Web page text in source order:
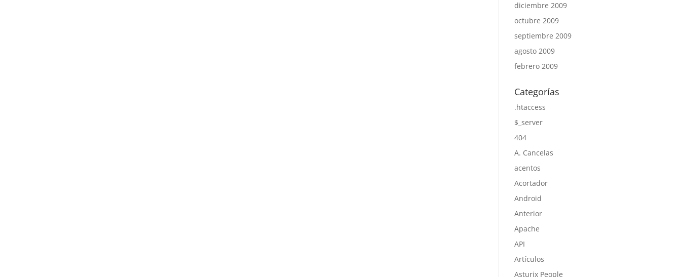
diciembre 2009
octubre 2009
septiembre 2009
agosto 2009
febrero 2009
Categorías
.htaccess
$_server
404
A. Cancelas
acentos
Acortador
Android
Anterior
Apache
API
Artículos
Asturix People